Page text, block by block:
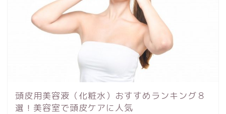
頭皮用美容液（化粧水）おすすめランキング８
選！美容室で頭皮ケアに人気